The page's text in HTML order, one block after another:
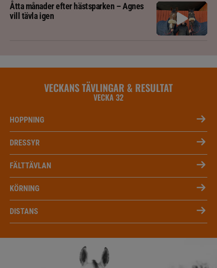
Åtta månader efter hästsparken – Agnes
vill tävla igen
VECKANS TÄVLINGAR & RESULTAT
VECKA 32
HOPPNING
DRESSYR
FÄLTTÄVLAN
KÖRNING
DISTANS